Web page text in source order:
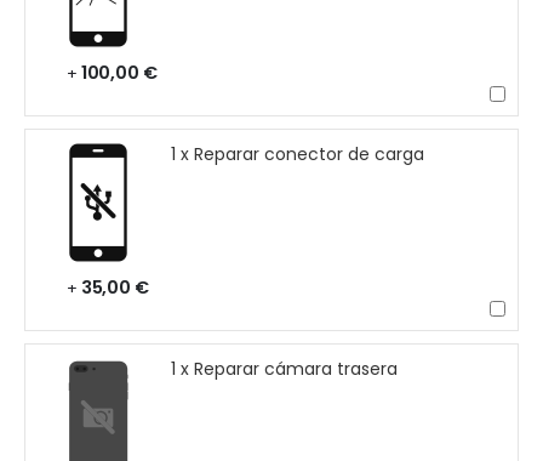
+ 100,00 €
1 x Reparar conector de carga
+ 35,00 €
1 x Reparar cámara trasera